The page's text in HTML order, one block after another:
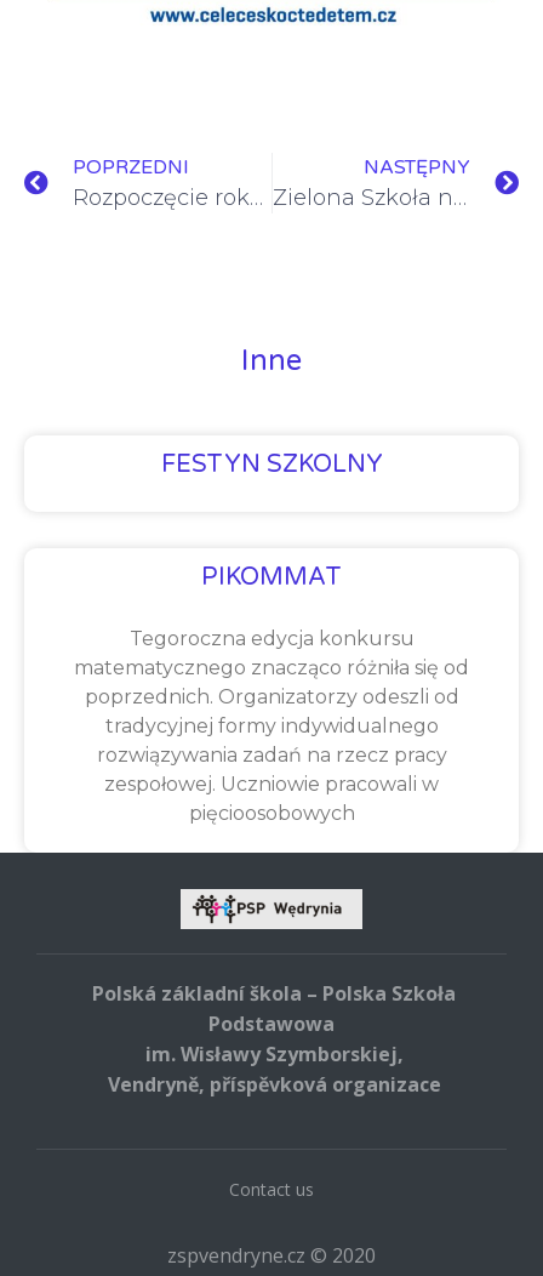
POPRZEDNI
Rozpoczęcie roku szkolnego 2022 – 23
NASTĘPNY
Zielona Szkoła nad Bałtykiem
Inne
FESTYN SZKOLNY
PIKOMMAT
Tegoroczna edycja konkursu
matematycznego znacząco różniła się od
poprzednich. Organizatorzy odeszli od
tradycyjnej formy indywidualnego
rozwiązywania zadań na rzecz pracy
zespołowej. Uczniowie pracowali w
pięcioosobowych
Polská základní škola – Polska Szkoła
Podstawowa
im. Wisławy Szymborskiej,
Vendryně, příspěvková organizace
Contact us
zspvendryne.cz © 2020